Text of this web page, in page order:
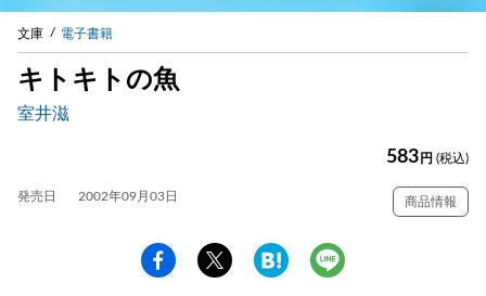
文庫 電子書籍
キトキトの魚
室井滋
583 円 (税込)
発売日 2002年09月03日 商品情報